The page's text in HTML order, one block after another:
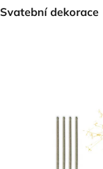
Svatební dekorace